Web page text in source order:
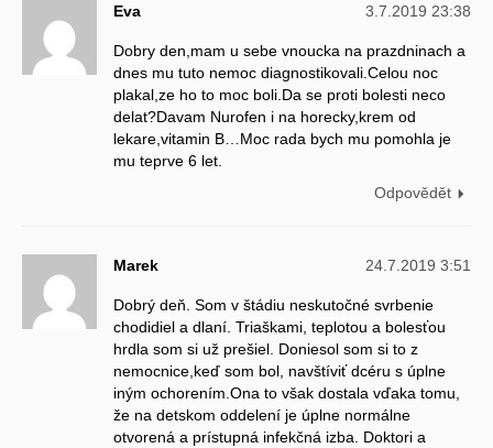
Eva 3.7.2019 23:38
Dobry den,mam u sebe vnoucka na prazdninach a
dnes mu tuto nemoc diagnostikovali.Celou noc
plakal,ze ho to moc boli.Da se proti bolesti neco
delat?Davam Nurofen i na horecky,krem od
lekare,vitamin B…Moc rada bych mu pomohla je
mu teprve 6 let.
Odpovědět
Marek 24.7.2019 3:51
Dobrý deň. Som v štádiu neskutočné svrbenie
chodidiel a dlaní. Triaškami, teplotou a bolesťou
hrdla som si už prešiel. Doniesol som si to z
nemocnice,keď som bol, navštíviť dcéru s úplne
iným ochorením.Ona to však dostala vďaka tomu,
že na detskom oddelení je úplne normálne
otvorená a prístupná infekčná izba. Doktori a